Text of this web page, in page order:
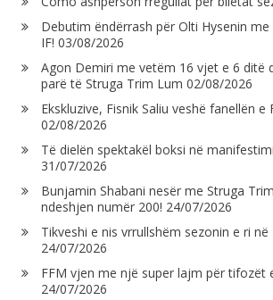
Debutim ëndërrash për Olti Hysenin
IF! 03/08/2026
Agon Demiri me vetëm 16 vjet e 6 ditë
parë të Struga Trim Lum 02/08/2026
Ekskluzive, Fisnik Saliu veshë fanellën e
02/08/2026
Të dielën spektakël boksi në
31/07/2026
Bunjamin Shabani nesër me Struga
ndeshjen numër 200! 24/07/2026
Tikveshi e nis vrrullshëm sezonin e ri në
24/07/2026
FFM vjen me një super lajm për tifozët
24/07/2026